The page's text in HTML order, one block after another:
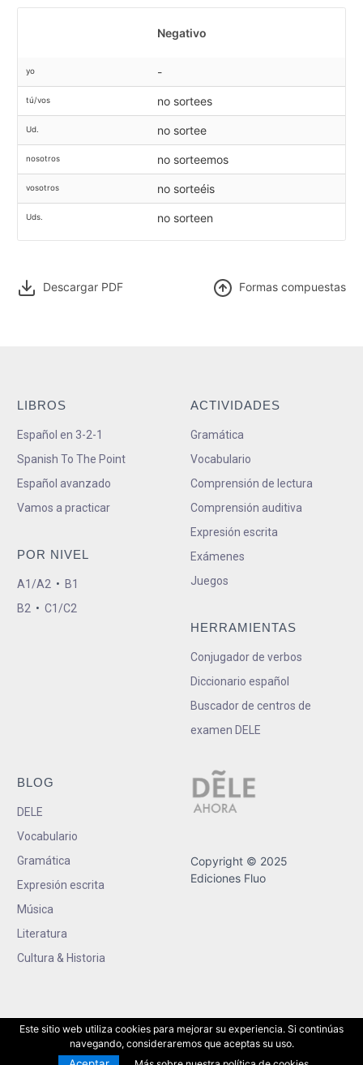
Negativo
yo -
tú/vos no sortees
Ud. no sortee
nosotros no sorteemos
vosotros no sorteéis
Uds. no sorteen
Descargar PDF Formas compuestas
LIBROS
Español en 3-2-1
Spanish To The Point
Español avanzado
Vamos a practicar
POR NIVEL
A1/A2 • B1
B2 • C1/C2
ACTIVIDADES
Gramática
Vocabulario
Comprensión de lectura
Comprensión auditiva
Expresión escrita
Exámenes
Juegos
HERRAMIENTAS
Conjugador de verbos
Diccionario español
Buscador de centros de
examen DELE
BLOG
DELE
Vocabulario
Gramática
Expresión escrita
Música
Literatura
Cultura & Historia
Copyright © 2025
Ediciones Fluo
Este sitio web utiliza cookies para mejorar su experiencia. Si continúas
navegando, consideraremos que aceptas su uso.